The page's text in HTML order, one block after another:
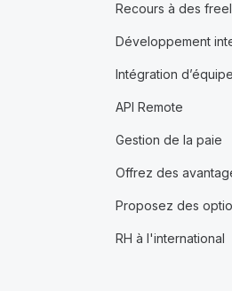
Recours à des
Développement
Intégration
API Remote
Gestion de la paie
Offrez des
Proposez des
RH à l'international